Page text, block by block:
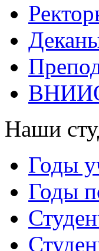
Наши
Годы
Годы